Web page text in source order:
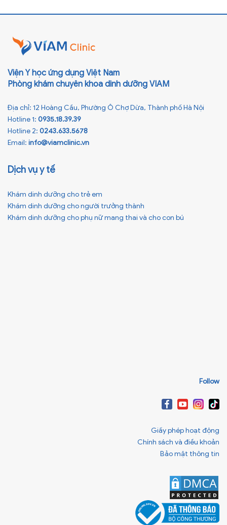
Viện Y học ứng dụng Việt Nam
Phòng khám chuyên khoa dinh dưỡng VIAM
Địa chỉ: 12 Hoàng Cầu, Phường Ô Chợ Dừa, Thành phố Hà Nội
Hotline 1: 0935.18.39.39
Hotline 2: 0243.633.5678
Email: info@viamclinic.vn
Dịch vụ y tế
Khám dinh dưỡng cho trẻ em
Khám dinh dưỡng cho người trưởng thành
Khám dinh dưỡng cho phụ nữ mang thai và cho con bú
Follow
Giấy phép hoạt động
Chính sách và điều khoản
Bảo mật thông tin